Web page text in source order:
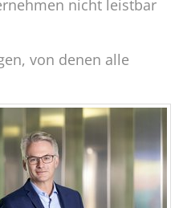
nicht leistbar
von denen alle